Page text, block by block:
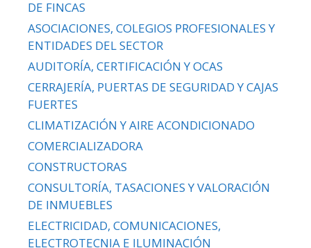
DE FINCAS
ASOCIACIONES, COLEGIOS PROFESIONALES Y
ENTIDADES DEL SECTOR
AUDITORÍA, CERTIFICACIÓN Y OCAS
CERRAJERÍA, PUERTAS DE SEGURIDAD Y CAJAS
FUERTES
CLIMATIZACIÓN Y AIRE ACONDICIONADO
COMERCIALIZADORA
CONSTRUCTORAS
CONSULTORÍA, TASACIONES Y VALORACIÓN
DE INMUEBLES
ELECTRICIDAD, COMUNICACIONES,
ELECTROTECNIA E ILUMINACIÓN